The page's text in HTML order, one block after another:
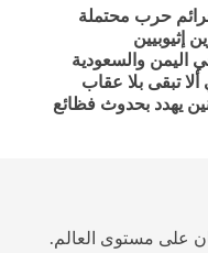
حرب محتملة
إثيوبيين
اليمن والسعودية
تبقى بلا عقاب
يهدد بحدوث فظائع
على مستوى العالم.